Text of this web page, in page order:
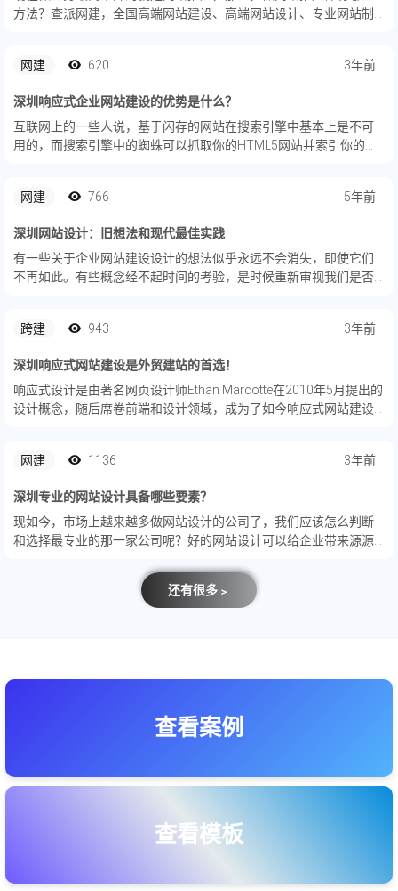
方法？查派网建，全国高端网站建设、高端网站设计、专业网站制
网建 620 3年前
深圳响应式企业网站建设的优势是什么？
互联网上的一些人说，基于闪存的网站在搜索引擎中基本上是不可
用的，而搜索引擎中的蜘蛛可以抓取你的HTML5网站并索引你的内
网建
766 5年前
深圳网站设计：旧想法和现代最佳实践
有一些关于企业网站建设设计的想法似乎永远不会消失，即使它们
不再如此。有些概念经不起时间的考验，是时候重新审视我们是否
跨建
943 3年前
深圳响应式网站建设是外贸建站的首选！
响应式设计是由著名网页设计师Ethan Marcotte在2010年5月提出的
设计概念，随后席卷前端和设计领域，成为了如今响应式网站建设
网建
1136 3年前
深圳专业的网站设计具备哪些要素？
现如今，市场上越来越多做网站设计的公司了，我们应该怎么判断
和选择最专业的那一家公司呢？好的网站设计可以给企业带来源源
还有很多﹥
查看案例
查看模板